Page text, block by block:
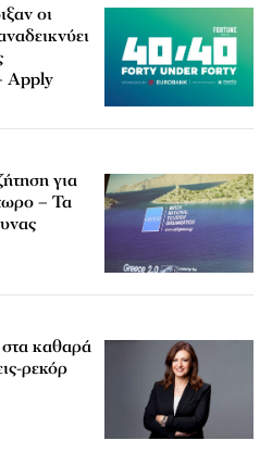
οι
Apply
για
– Τα
καθαρά
ρεκόρ